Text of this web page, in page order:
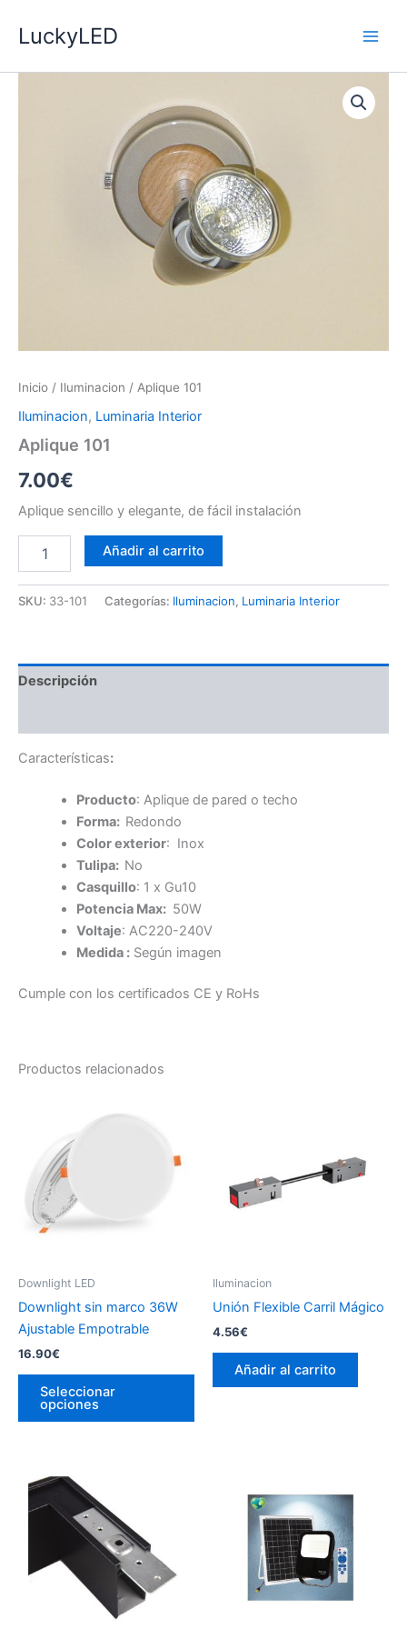
LuckyLED
Inicio / Iluminacion / Aplique 101
Iluminacion, Luminaria Interior
Aplique 101
7.00€
Aplique sencillo y elegante, de fácil instalación
Añadir al carrito
SKU: 33-101 Categorías: Iluminacion, Luminaria Interior
Descripción
Características:
Producto: Aplique de pared o techo
Forma: Redondo
Color exterior: Inox
Tulipa: No
Casquillo: 1 x Gu10
Potencia Max: 50W
Voltaje: AC220-240V
Medida :Según imagen
Cumple con los certificados CE y RoHs
Productos relacionados
Downlight LED
Downlight sin marco 36W
Ajustable Empotrable
16.90€
Seleccionar
opciones
Este
tiene
Iluminacion
Unión Flexible Carril Mágico
4.56€
Añadir al carrito